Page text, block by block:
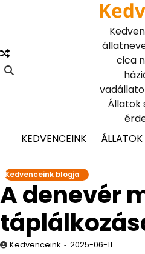
cica
Állatok
KEDVENCEINK
Kedvenceink blogja
A denevér
Kedvenceink 2025-06-11